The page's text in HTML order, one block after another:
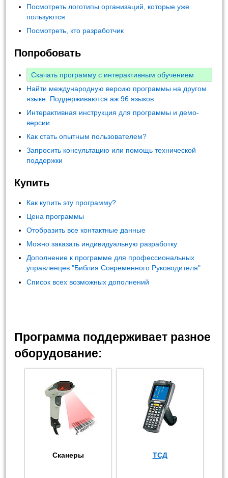
Посмотреть логотипы организаций, которые уже
пользуются
Посмотреть, кто разработчик
Попробовать
Скачать программу с интерактивным обучением
Найти международную версию программы на другом
языке. Поддерживаются аж 96 языков
Интерактивная инструкция для программы и демо-
версии
Как стать опытным пользователем?
Запросить консультацию или помощь технической
поддержки
Купить
Как купить эту программу?
Цена программы
Отобразить все контактные данные
Можно заказать индивидуальную разработку
Дополнение к программе для профессиональных
управленцев "Библия Современного Руководителя"
Список всех возможных дополнений
Программа поддерживает разное
оборудование:
Сканеры ТСД